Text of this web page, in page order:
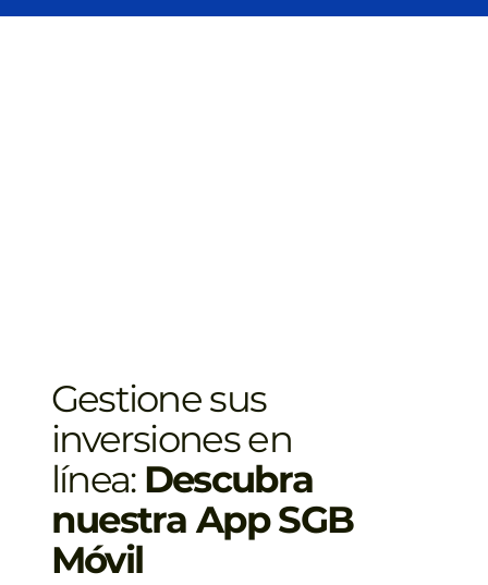
Gestione sus
inversiones en
línea: Descubra
nuestra App SGB
Móvil